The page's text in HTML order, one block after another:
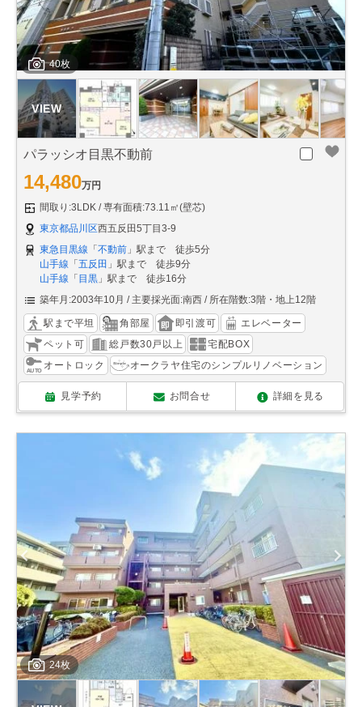
40枚
パラッシオ目黒不動前
14,480万円
間取り:3LDK
専有面積:73.11㎡(壁芯)
東京都品川区西五反田5丁目3-9
東急目黒線 「 不動前 」駅まで 徒歩5分
山手線 「 五反田 」駅まで 徒歩9分
山手線 「 目黒 」駅まで 徒歩16分
築年月:2003年10月
主要採光面:南西 所在階数:3階・地上12階
駅まで平坦 角部屋 即引渡可
エレベーター
ペット可
総戸数30戸以上
宅配BOX
オートロック
オークラヤ住宅のシンプルリノベーション
見学予約 お問合せ 詳細を見る
24枚